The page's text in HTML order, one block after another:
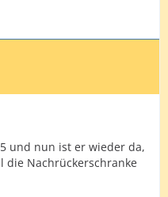
und nun ist er wieder da,
die Nachrückerschranke